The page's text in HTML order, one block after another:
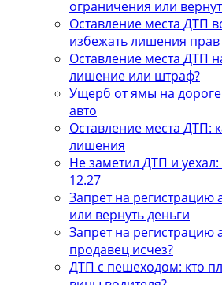
ограничения или
Оставление места ДТП
избежать лишения прав
Оставление места ДТП
лишение или штраф?
Ущерб от ямы на
авто
Оставление места ДТП:
лишения
Не заметил ДТП и
12.27
Запрет на регистрацию
или вернуть деньги
Запрет на регистрацию
продавец исчез?
ДТП с пешеходом: кто